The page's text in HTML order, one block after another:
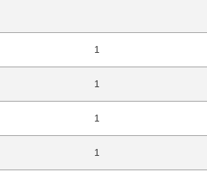
1
1
1
1